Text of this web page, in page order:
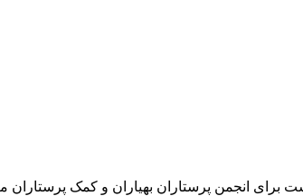
برای انجمن پرستاران بهیاران و کمک